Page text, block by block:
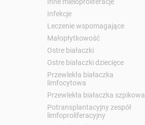
Infekcje
Leczenie wspomagające
Małopłytkowość
Ostre białaczki
Ostre białaczki dziecięce
Przewlekła białaczka
limfocytowa
Przewlekła białaczka szpikowa
Potransplantacyjny zespół
limfoproliferacyjny